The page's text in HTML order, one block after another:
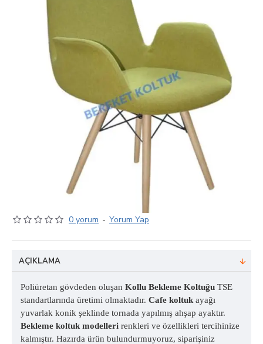
0 yorum - Yorum Yap
AÇIKLAMA
Poliüretan gövdeden oluşan Kollu Bekleme Koltuğu TSE
standartlarında üretimi olmaktadır. Cafe koltuk ayağı
yuvarlak konik şeklinde tornada yapılmış ahşap ayaktır.
Bekleme koltuk modelleri renkleri ve özellikleri tercihinize
kalmıştır. Hazırda ürün bulundurmuyoruz, siparişiniz